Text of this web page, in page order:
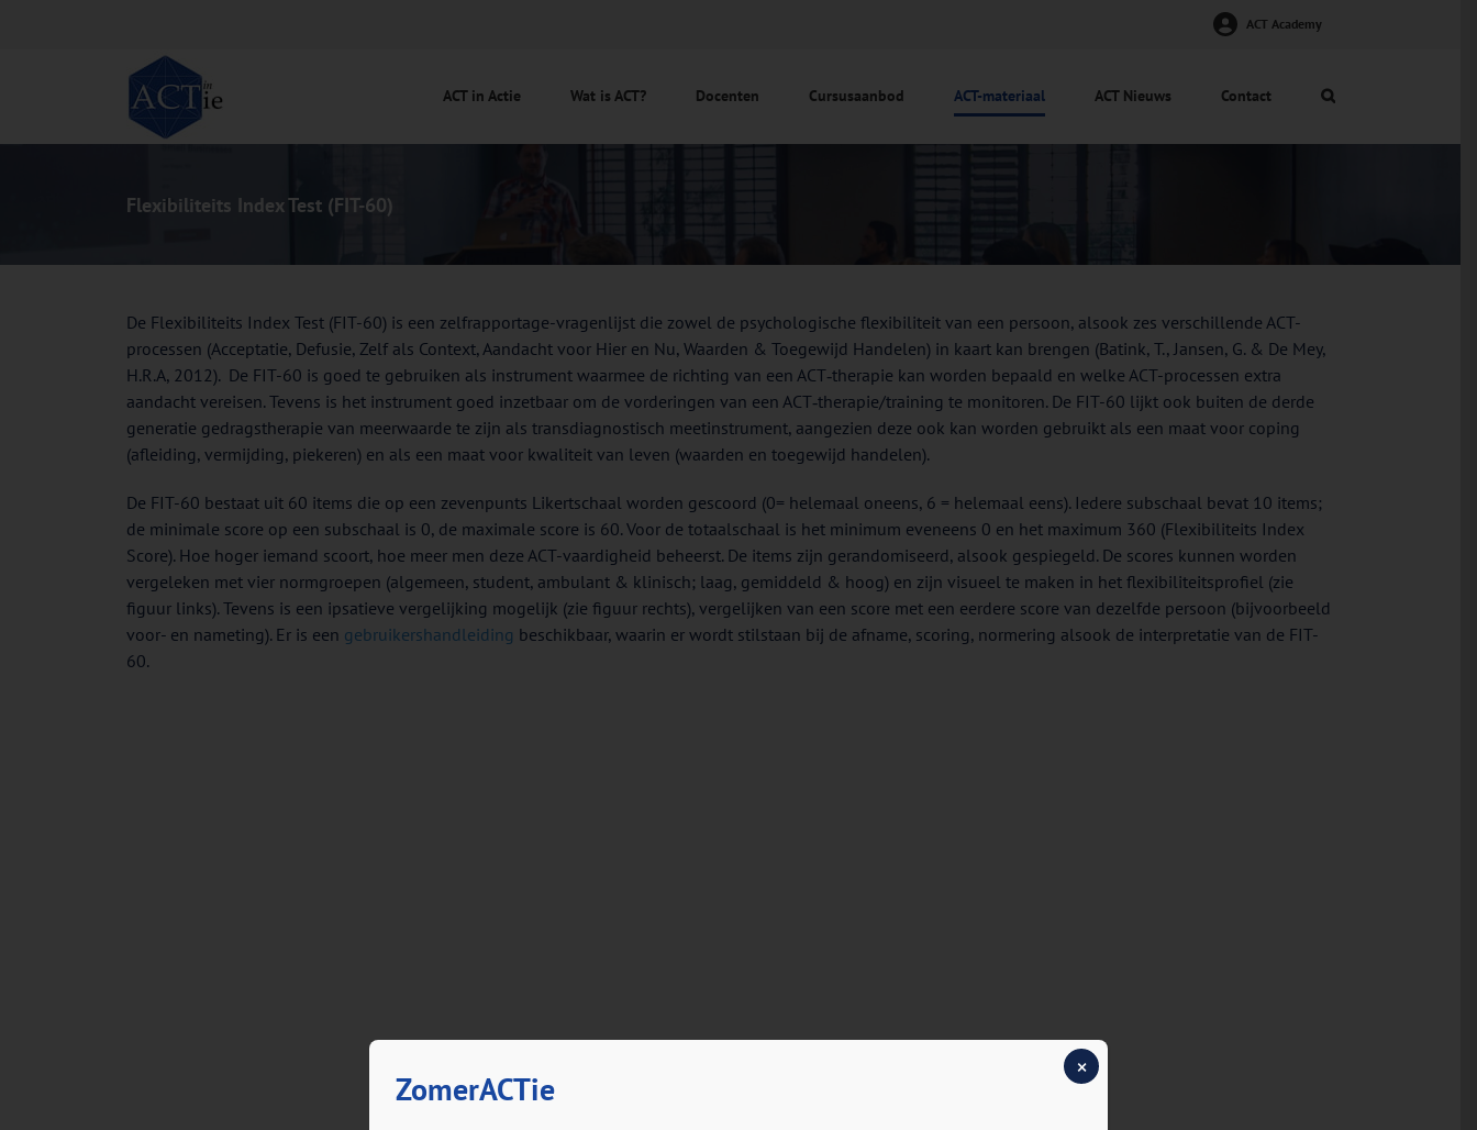
ACT Academy
ACT in Actie Wat is ACT? Docenten Cursusaanbod ACT-materiaal ACT Nieuws Contact
Flexibiliteits Index Test (FIT-60)
De Flexibiliteits Index Test (FIT-60) is een zelfrapportage-vragenlijst die zowel de psychologische flexibiliteit van een persoon, alsook zes verschillende ACT-
processen (Acceptatie, Defusie, Zelf als Context, Aandacht voor Hier en Nu, Waarden & Toegewijd Handelen) in kaart kan brengen (Batink, T., Jansen, G. & De Mey,
H.R.A, 2012). De FIT-60 is goed te gebruiken als instrument waarmee de richting van een ACT‐therapie kan worden bepaald en welke ACT-processen extra
aandacht vereisen. Tevens is het instrument goed inzetbaar om de vorderingen van een ACT‐therapie/training te monitoren. De FIT-60 lijkt ook buiten de derde
generatie gedragstherapie van meerwaarde te zijn als transdiagnostisch meetinstrument, aangezien deze ook kan worden gebruikt als een maat voor coping
(afleiding, vermijding, piekeren) en als een maat voor kwaliteit van leven (waarden en toegewijd handelen).
De FIT-60 bestaat uit 60 items die op een zevenpunts Likertschaal worden gescoord (0= helemaal oneens, 6 = helemaal eens). Iedere subschaal bevat 10 items;
de minimale score op een subschaal is 0, de maximale score is 60. Voor de totaalschaal is het minimum eveneens 0 en het maximum 360 (Flexibiliteits Index
Score). Hoe hoger iemand scoort, hoe meer men deze ACT-vaardigheid beheerst. De items zijn gerandomiseerd, alsook gespiegeld. De scores kunnen worden
vergeleken met vier normgroepen (algemeen, student, ambulant & klinisch; laag, gemiddeld & hoog) en zijn visueel te maken in het flexibiliteitsprofiel (zie
figuur links). Tevens is een ipsatieve vergelijking mogelijk (zie figuur rechts), vergelijken van een score met een eerdere score van dezelfde persoon (bijvoorbeeld
voor- en nameting). Er is een gebruikershandleiding beschikbaar, waarin er wordt stilstaan bij de afname, scoring, normering alsook de interpretatie van de FIT-
60.
ZomerACTie
×